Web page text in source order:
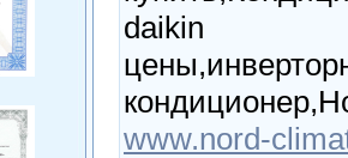
daikin
www.nord-